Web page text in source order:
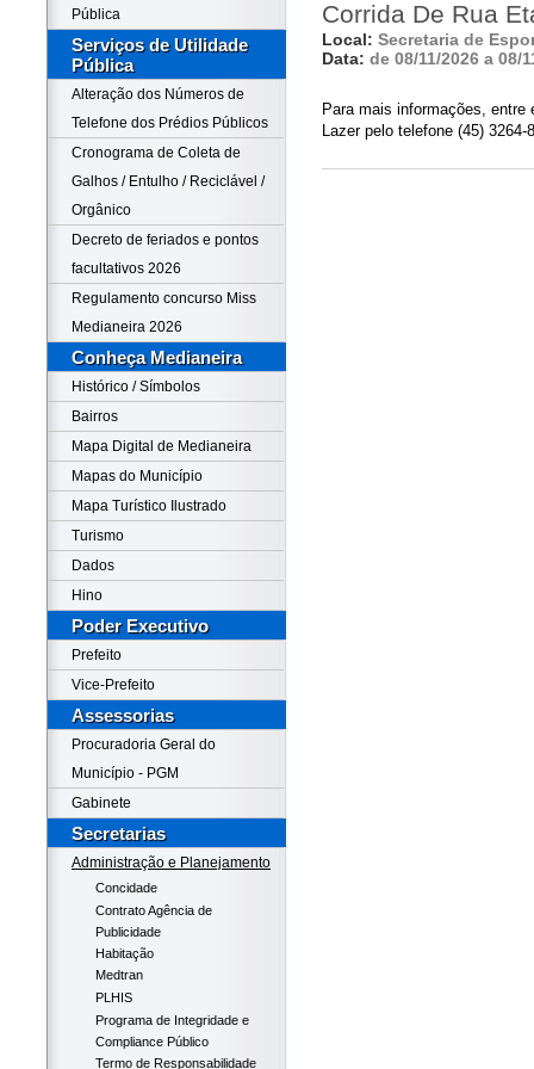
Pública
Serviços de Utilidade
Pública
Alteração dos Números de
Telefone dos Prédios Públicos
Cronograma de Coleta de
Galhos / Entulho / Reciclável /
Orgânico
Decreto de feriados e pontos
facultativos 2026
Regulamento concurso Miss
Medianeira 2026
Conheça Medianeira
Histórico / Símbolos
Bairros
Mapa Digital de Medianeira
Mapas do Município
Mapa Turístico Ilustrado
Turismo
Dados
Hino
Poder Executivo
Prefeito
Vice-Prefeito
Assessorias
Procuradoria Geral do
Município - PGM
Gabinete
Secretarias
Administração e Planejamento
Concidade
Contrato Agência de
Publicidade
Habitação
Medtran
PLHIS
Programa de Integridade e
Compliance Público
Termo de Responsabilidade
Corrida De Rua
Local: Secretaria de
Data: de 08/11/2026 a 08/
Para mais informações,
Lazer pelo telefone (45) 3264-